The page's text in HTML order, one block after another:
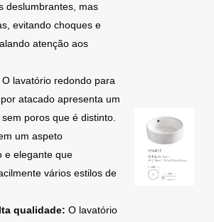
deslumbrantes, mas
evitando choques e
atenção aos
O lavatório redondo para
atacado apresenta um
poros que é distinto.
um aspeto
e elegante que
vários estilos de
qualidade: O lavatório